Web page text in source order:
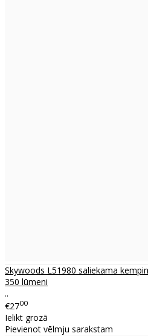
Skywoods L51980 saliekama
350 lūmeni
..
€2700
Ielikt grozā
Pievienot vēlmju sarakstam